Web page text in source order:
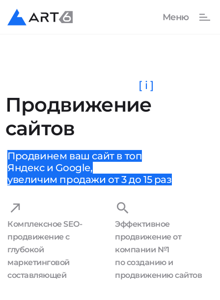
Продвижение
сайтов
[ i ]
Продвинем ваш сайт в топ
Яндекс и Google,
увеличим продажи от 3 до 15 раз
Комплексное SEO-
продвижение с
глубокой
маркетинговой
составляющей
Эффективное
продвижение от
компании №1
по созданию и
продвижению сайтов